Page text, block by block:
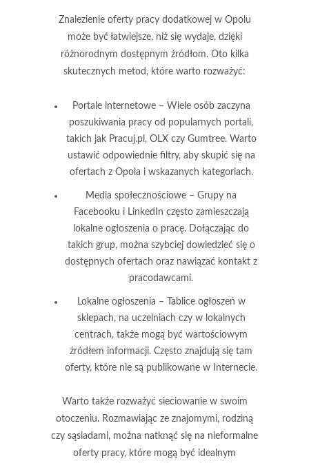
Znalezienie oferty pracy dodatkowej w Opolu
może być łatwiejsze, niż się wydaje, dzięki
różnorodnym dostępnym źródłom. Oto kilka
skutecznych metod, które warto rozważyć:
Portale internetowe– Wiele osób zaczyna
poszukiwania pracy od popularnych portali,
takich jak Pracuj.pl, OLX czy Gumtree. Warto
ustawić odpowiednie filtry, aby skupić się na
ofertach z Opola i wskazanych kategoriach.
Media społecznościowe – Grupy na
Facebooku i LinkedIn często zamieszczają
lokalne ogłoszenia o pracę. Dołączając do
takich grup, można szybciej dowiedzieć się o
dostępnych ofertach oraz nawiązać kontakt z
pracodawcami.
Lokalne ogłoszenia – Tablice ogłoszeń w
sklepach, na uczelniach czy w lokalnych
centrach, także mogą być wartościowym
źródłem informacji. Często znajdują się tam
oferty, które nie są publikowane w Internecie.
Warto także rozważyć sieciowaniew swoim
otoczeniu. Rozmawiając ze znajomymi, rodziną
czy sąsiadami, można natknąć się na nieformalne
oferty pracy, które mogą być idealnym